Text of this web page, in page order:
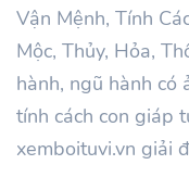
Vận Mệnh, Tính
Mộc, Thủy, Hỏa,
hành, ngũ hành có
tính cách con giáp
xemboituvi.vn giải